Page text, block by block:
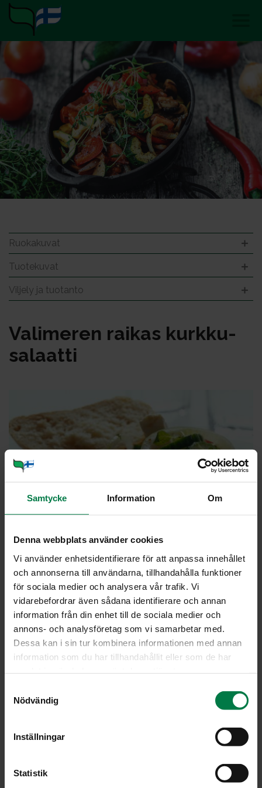
Samtycke Information Om
Denna webbplats använder cookies
Vi använder enhetsidentifierare för att anpassa innehållet
och annonserna till användarna, tillhandahålla funktioner
för sociala medier och analysera vår trafik. Vi
vidarebefordrar även sådana identifierare och annan
information från din enhet till de sociala medier och
annons- och analysföretag som vi samarbetar med.
Dessa kan i sin tur kombinera informationen med annan
information som du har tillhandahållit eller som de har
Nödvändig
Inställningar
Statistik
Ruokakuvat
Tuotekuvat
Viljely ja tuotanto
Va­li­me­ren rai­kas kurk­ku­
sa­laat­ti
LATAA